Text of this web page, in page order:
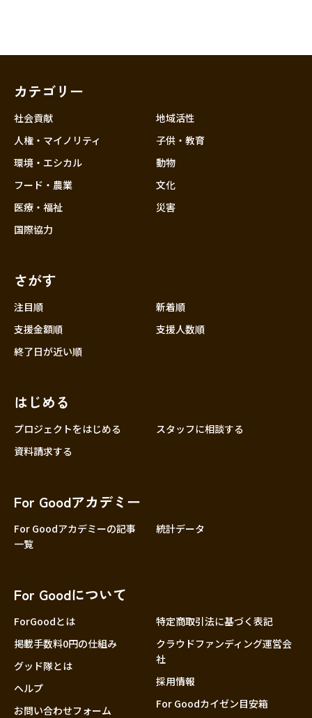
近畿
中国
大分
カテゴリー
社会貢献
人権・マイノリティ
環境・エシカル
フード・農業
医療・福祉
国際協力
地域活性
子供・教育
動物
文化
災害
さがす
注目順
新着順
支援金額順
支援人数順
終了日が近い順
はじめる
プロジェクトをはじめる
スタッフに相談する
資料請求する
For Goodアカデミー
For Goodアカデミーの記事
一覧
統計データ
For Goodについて
ForGoodとは
掲載手数料0円の仕組み
グッド隊とは
ヘルプ
お問い合わせフォーム
特定商取引法に基づく表記
クラウドファンディング運営会
社
採用情報
For Goodカイゼン目安箱